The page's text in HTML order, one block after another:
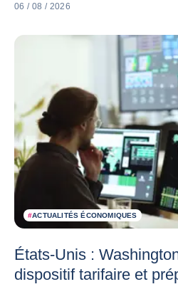
06 / 08 / 2026
#ACTUALITÉS ÉCONOMIQUES
États-Unis :
dispositif tarifaire et